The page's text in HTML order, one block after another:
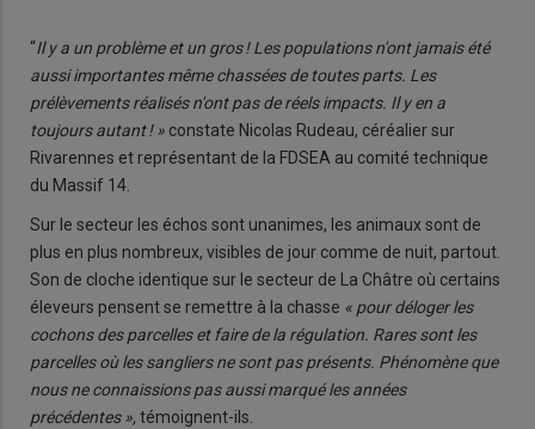
“Il y a un problème et un gros ! Les populations n'ont jamais été
aussi importantes même chassées de toutes parts. Les
prélèvements réalisés n'ont pas de réels impacts. Il y en a
toujours autant ! » constate Nicolas Rudeau, céréalier sur
Rivarennes et représentant de la FDSEA au comité technique
du Massif 14.
Sur le secteur les échos sont unanimes, les animaux sont de
plus en plus nombreux, visibles de jour comme de nuit, partout.
Son de cloche identique sur le secteur de La Châtre où certains
éleveurs pensent se remettre à la chasse « pour déloger les
cochons des parcelles et faire de la régulation. Rares sont les
parcelles où les sangliers ne sont pas présents. Phénomène que
nous ne connaissions pas aussi marqué les années
précédentes », témoignent-ils.